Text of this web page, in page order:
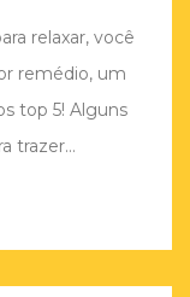
relaxar, você
remédio, um
top 5! Alguns
trazer…